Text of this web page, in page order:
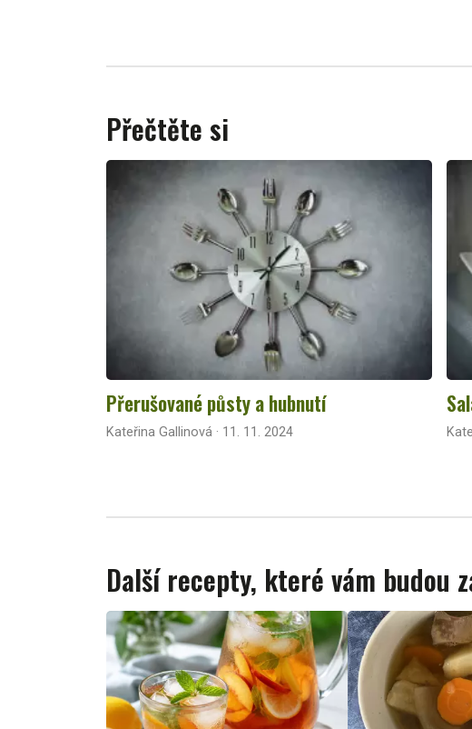
Přečtěte si
Přerušované půsty a hubnutí
Kateřina Gallinová · 11. 11. 2024
Další recepty, které vám budou